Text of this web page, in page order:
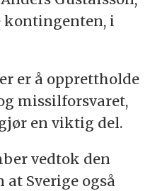
kontingenten, i
er å opprettholde
missilforsvaret,
en viktig del.
vedtok den
Sverige også